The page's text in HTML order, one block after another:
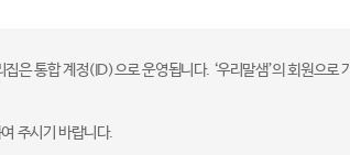
은 통합 계정(ID)으로 운영됩니다. ‘우리말샘’의 회원으
주시기 바랍니다.